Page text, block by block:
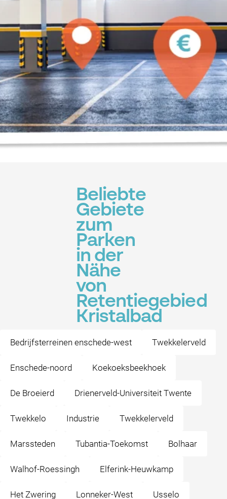
Beliebte
Gebiete
zum
Parken
in der
Nähe
von
Retentiegebied
Kristalbad
Bedrijfsterreinen enschede-west Twekkelerveld
Enschede-noord Koekoeksbeekhoek
De Broeierd Drienerveld-Universiteit Twente
Twekkelo Industrie Twekkelerveld
Marssteden Tubantia-Toekomst Bolhaar
Walhof-Roessingh Elferink-Heuwkamp
Het Zwering Lonneker-West Usselo